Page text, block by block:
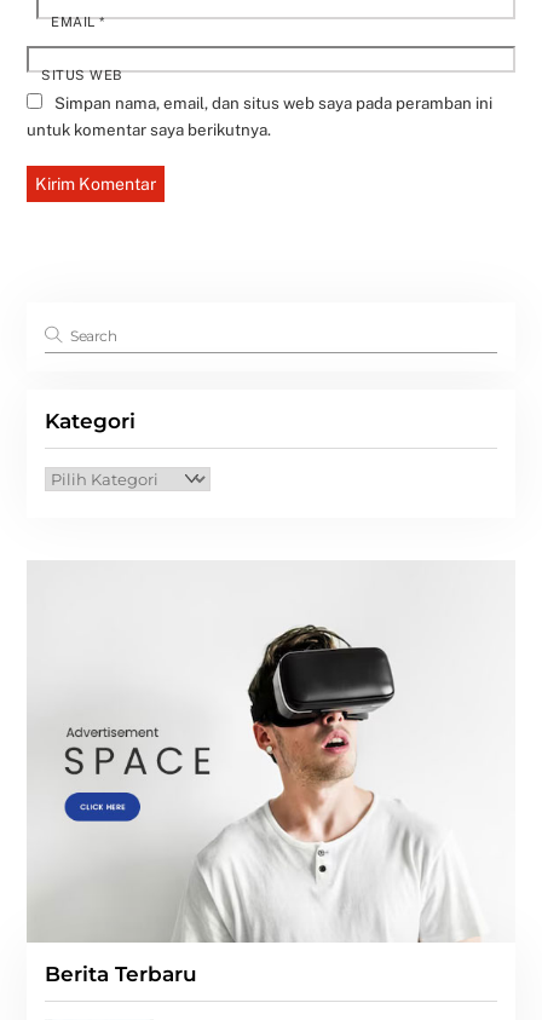
EMAIL*
SITUS WEB
Simpan nama, email, dan situs web saya pada peramban ini
untuk komentar saya berikutnya.
Kategori
Kategori
Berita Terbaru